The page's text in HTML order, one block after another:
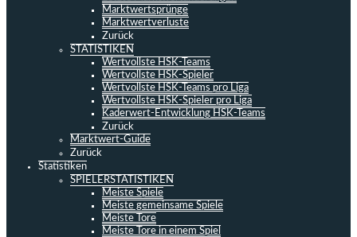
Marktwertsprünge
Marktwertverluste
Zurück
STATISTIKEN
Wertvollste HSK-Teams
Wertvollste HSK-Spieler
Wertvollste HSK-Teams pro Liga
Wertvollste HSK-Spieler pro Liga
Kaderwert-Entwicklung HSK-Teams
Zurück
Marktwert-Guide
Zurück
Statistiken
SPIELERSTATISTIKEN
Meiste Spiele
Meiste gemeinsame Spiele
Meiste Tore
Meiste Tore in einem Spiel